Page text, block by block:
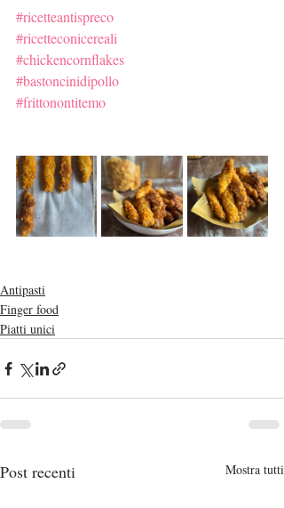
#ricetteantispreco
#ricetteconicereali
#chickencornflakes
#bastoncinidipollo
#frittonontitemo
Antipasti
Finger food
Piatti unici
Post recenti Mostra tutti